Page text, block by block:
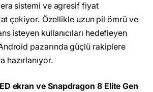
sistemi ve agresif fiyat
çekiyor. Özellikle uzun pil ömrü ve
isteyen kullanıcıları hedefleyen
pazarında güçlü rakiplere
hazırlanıyor.
ekran ve Snapdragon 8 Elite Gen